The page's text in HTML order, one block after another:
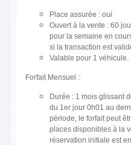
Place assurée : oui
Ouvert à la vente : 60
pour la semaine en
si la transaction est
Valable pour 1 véhicule.
Forfait Mensuel :
Durée : 1 mois glissant
du 1er jour 0h01 au
période, le forfait peut
places disponibles à la
réservation initiale est